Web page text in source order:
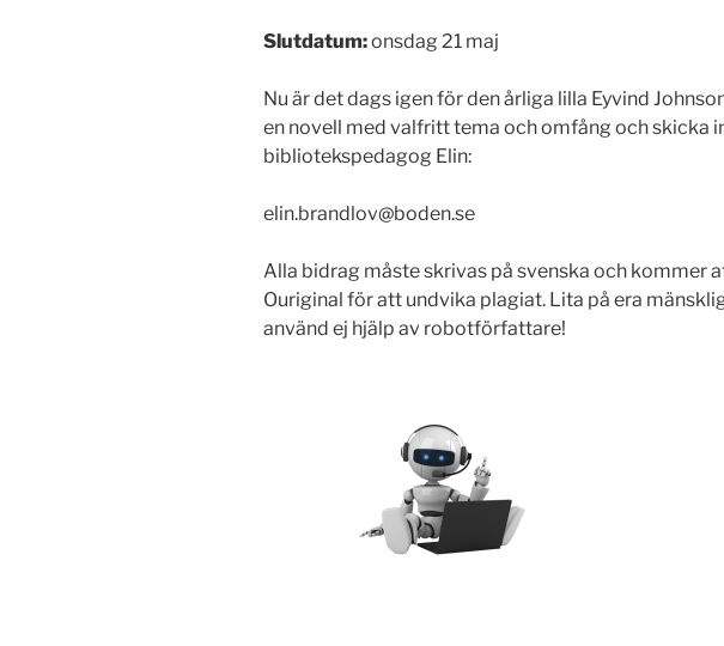
Slutdatum:onsdag 21 maj
Nu är det dags igen för den årliga lilla Eyvind
en novell med valfritt tema och omfång och skicka
bibliotekspedagog Elin:
elin.brandlov@boden.se
Alla bidrag måste skrivas på svenska och kommer
Ouriginal för att undvika plagiat. Lita på era
använd ej hjälp av robotförfattare!